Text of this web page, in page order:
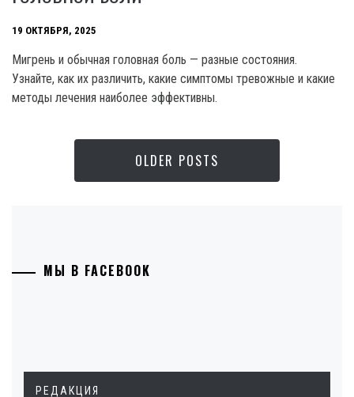
19 ОКТЯБРЯ, 2025
Мигрень и обычная головная боль — разные состояния.
Узнайте, как их различить, какие симптомы тревожные и какие
методы лечения наиболее эффективны.
OLDER POSTS
МЫ В FACEBOOK
РЕДАКЦИЯ